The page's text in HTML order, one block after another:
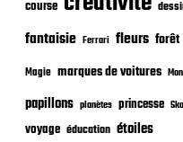
n
course
fantaisie Ferrari fleurs forêt
Magie marques de voitures
papillons planètes princesse
voyage éducation étoiles